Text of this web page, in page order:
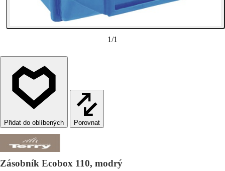
1/1
Porovnat
Zásobník Ecobox 110, modrý